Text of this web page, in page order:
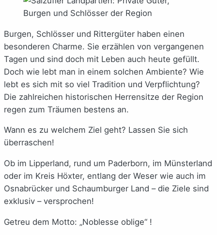
Burgen, Schlösser und Rittergüter haben einen
besonderen Charme. Sie erzählen von vergangenen
Tagen und sind doch mit Leben auch heute gefüllt.
Doch wie lebt man in einem solchen Ambiente? Wie
lebt es sich mit so viel Tradition und Verpflichtung?
Die zahlreichen historischen Herrensitze der Region
regen zum Träumen bestens an.
Wann es zu welchem Ziel geht? Lassen Sie sich
überraschen!
Ob im Lipperland, rund um Paderborn, im Münsterland
oder im Kreis Höxter, entlang der Weser wie auch im
Osnabrücker und Schaumburger Land – die Ziele sind
exklusiv – versprochen!
Getreu dem Motto: „Noblesse oblige“ !